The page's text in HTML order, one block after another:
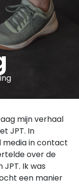
mijn verhaal
JPT. In
media in contact
over de
Ik was
een manier